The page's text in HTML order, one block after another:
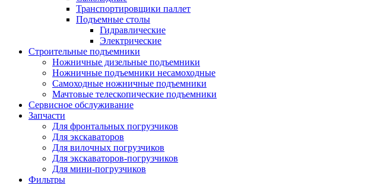
Транспортировщики паллет
Подъемные столы
Гидравлические
Электрические
Строительные подъемники
Ножничные дизельные подъемники
Ножничные подъемники несамоходные
Самоходные ножничные подъемники
Мачтовые телескопические подъемники
Сервисное обслуживание
Запчасти
Для фронтальных погрузчиков
Для экскаваторов
Для вилочных погрузчиков
Для экскаваторов-погрузчиков
Для мини-погрузчиков
Фильтры